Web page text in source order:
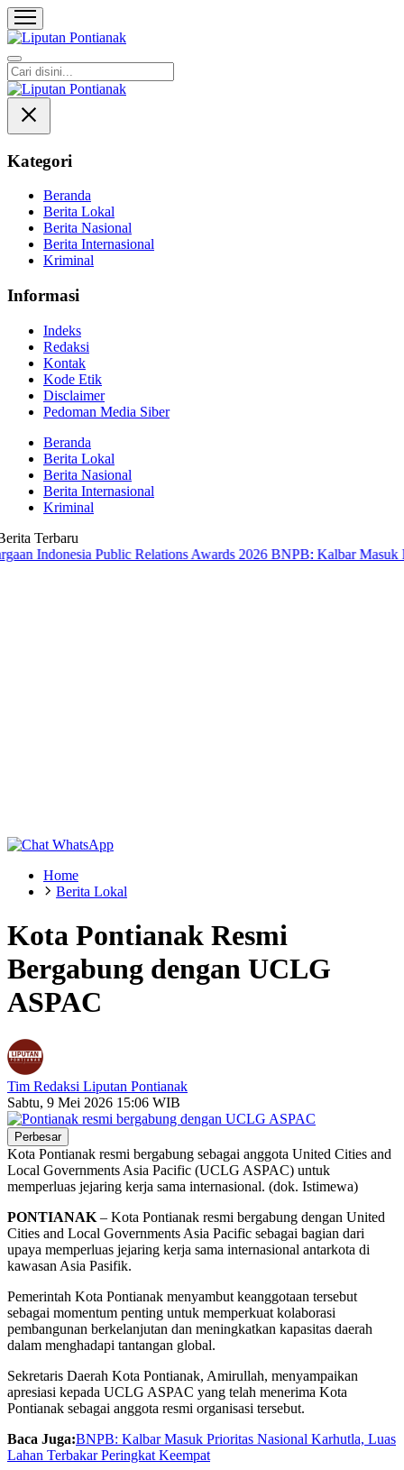
Liputan Pontianak
Berita Terkini dan TerUpdate
Kategori
Beranda
Berita Lokal
Berita Nasional
Berita Internasional
Kriminal
Informasi
Indeks
Redaksi
Kontak
Kode Etik
Disclaimer
Pedoman Media Siber
Beranda
Berita Lokal
Berita Nasional
Berita Internasional
Kriminal
Terbaru
Public Relations Awards 2026 BNPB: Kalbar Masuk Prioritas
Home
Berita Lokal
Kota Pontianak Resmi
Bergabung dengan UCLG
ASPAC
Tim Redaksi Liputan Pontianak
Sabtu, 9 Mei 2026 15:06 WIB
Perbesar
Kota Pontianak resmi bergabung sebagai anggota United Cities and
Local Governments Asia Pacific (UCLG ASPAC) untuk
memperluas jejaring kerja sama internasional. (dok. Istimewa)
PONTIANAK – Kota Pontianak resmi bergabung dengan United
Cities and Local Governments Asia Pacific sebagai bagian dari
upaya memperluas jejaring kerja sama internasional antarkota di
kawasan Asia Pasifik.
Pemerintah Kota Pontianak menyambut keanggotaan tersebut
sebagai momentum penting untuk memperkuat kolaborasi
pembangunan berkelanjutan dan meningkatkan kapasitas daerah
dalam menghadapi tantangan global.
Sekretaris Daerah Kota Pontianak, Amirullah, menyampaikan
apresiasi kepada UCLG ASPAC yang telah menerima Kota
Pontianak sebagai anggota resmi organisasi tersebut.
Baca Juga:BNPB: Kalbar Masuk Prioritas Nasional Karhutla, Luas
Lahan Terbakar Peringkat Keempat